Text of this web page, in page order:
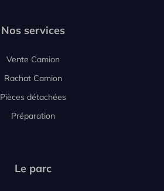
Nos services
Vente Camion
Rachat Camion
Pièces détachées
Préparation
Le parc